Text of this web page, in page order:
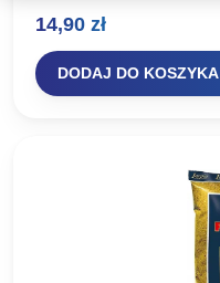
współtwórcy sukcesów…
14,90 zł
DODAJ DO KOSZYKA